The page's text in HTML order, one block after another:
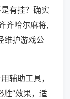
有挂？确实
齐哈尔麻将,
维护游戏公
辅助工具，
胜”效果，适